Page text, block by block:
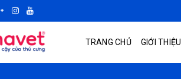
TRANG CHỦ GIỚI THIỆU